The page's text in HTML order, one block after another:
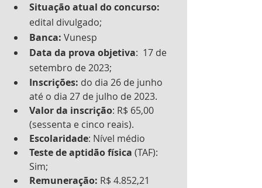
Situação atual do concurso:
edital divulgado;
Banca: Vunesp
Data da prova objetiva:  17 de
setembro de 2023;
Inscrições: do dia 26 de junho
até o dia 27 de julho de 2023.
Valor da inscrição: R$ 65,00
(sessenta e cinco reais).
Escolaridade: Nível médio
Teste de aptidão física (TAF):
Sim;
Remuneração: R$ 4.852,21